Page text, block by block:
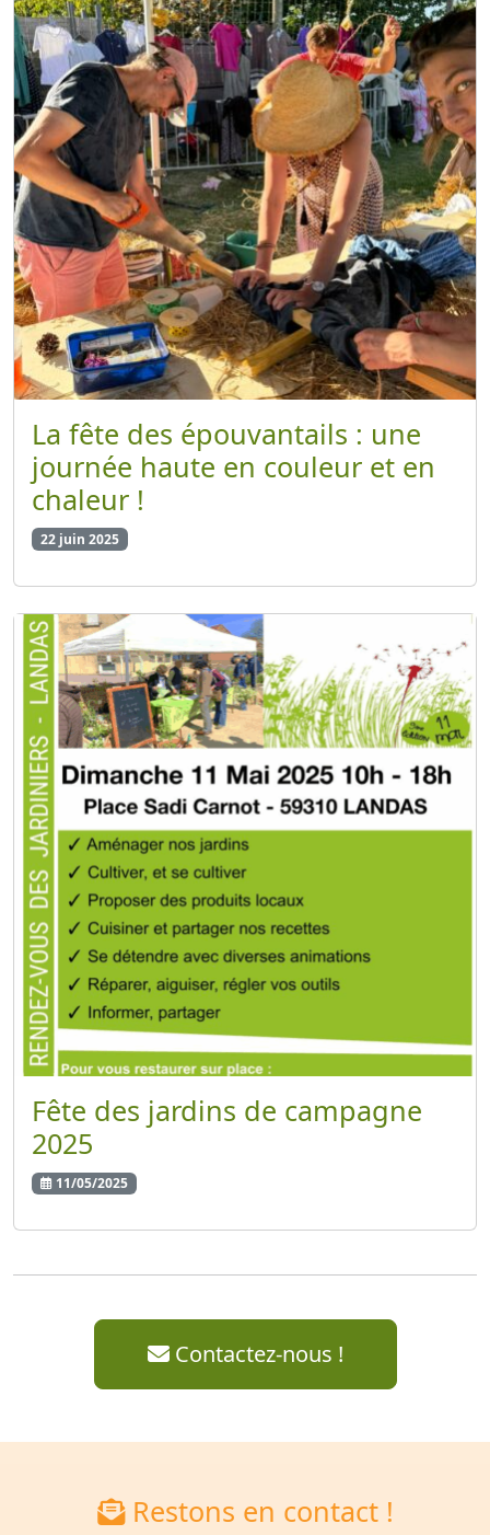
La fête des épouvantails : une
journée haute en couleur et en
chaleur !
22 juin 2025
Fête des jardins de campagne
2025
11/05/2025
Contactez-nous !
Restons en contact !